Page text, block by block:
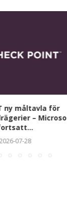
ny måltavla för
–
07-28